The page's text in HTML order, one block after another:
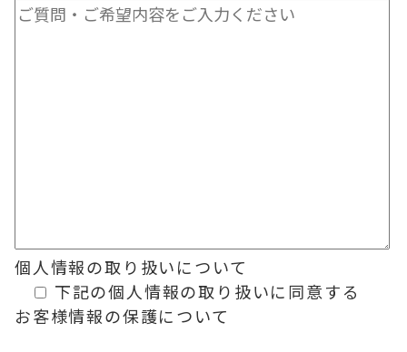
個人情報の取り扱いについて
下記の個人情報の取り扱いに同意する
お客様情報の保護について